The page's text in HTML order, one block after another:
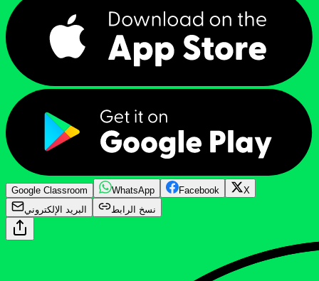
Google Classroom WhatsApp Facebook
X
البريد الإلكتروني
نسخ الرابط